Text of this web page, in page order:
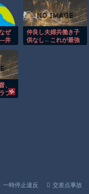
トラックと衝突したドラ
術室の様子が(((ﾟДﾟ)))
を特攻させるおそロシア
でなんと全巻100円ｗ
今はもう合葬墓ばかり
ｗｗｗｗ
ぜ
井
仲良し夫婦共働き子
供なし←これが最強
、
ブ
一時停止違反 交差点事故